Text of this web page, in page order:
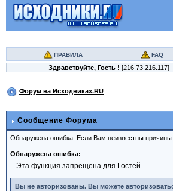
ПРАВИЛА FAQ
Здравствуйте, Гость! [216.73.216.117]
Форум на Исходниках.RU
Сообщение Форума
Обнаружена ошибка. Если Вам неизвестны
Обнаружена ошибка:
Эта функция запрещена для Гостей
Вы не авторизованы. Вы можете